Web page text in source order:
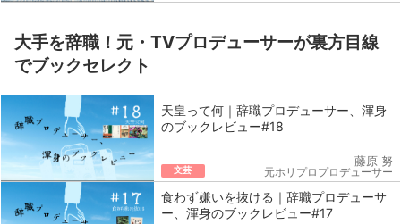
大手を辞職！元・TVプロデューサーが裏方目線
でブックセレクト
天皇って何｜辞職プロデューサー、渾身
のブックレビュー#18
文芸
藤原 努
元ホリプロプロデューサー
食わず嫌いを抜ける｜辞職プロデューサ
ー、渾身のブックレビュー#17